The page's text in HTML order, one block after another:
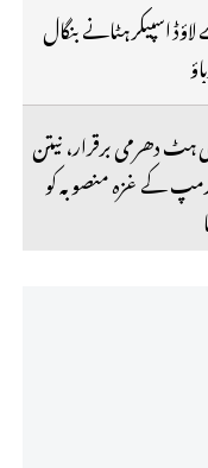
اسپیکر ہٹانے بنگال
ہٹ دھرمی برقرار، نیتن
کے غزہ منصوبہ کو